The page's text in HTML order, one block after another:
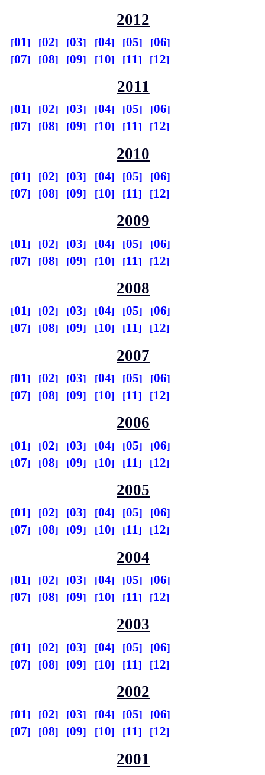
2012
01 02 03 04 05
06
07
08 09 10 11 12
2011
01 02 03 04 05
06
07
08 09 10 11 12
2010
01 02 03 04 05
06
07
08 09 10 11 12
2009
01 02 03 04 05
06
07
08 09 10 11 12
2008
01 02 03 04 05
06
07
08 09 10 11 12
2007
01 02 03 04 05
06
07
08 09 10 11 12
2006
01 02 03 04 05
06
07
08 09 10 11 12
2005
01 02 03 04 05
06
07
08 09 10 11 12
2004
01 02 03 04 05
06
07
08 09 10 11 12
2003
01 02 03 04 05
06
07
08 09 10 11 12
2002
01 02 03 04 05
06
07
08 09 10 11 12
2001